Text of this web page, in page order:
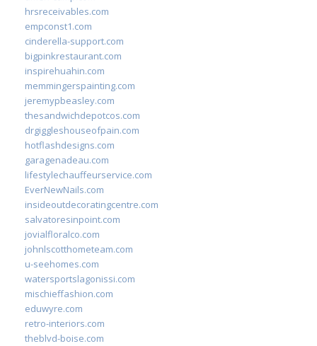
hrsreceivables.com
empconst1.com
cinderella-support.com
bigpinkrestaurant.com
inspirehuahin.com
memmingerspainting.com
jeremypbeasley.com
thesandwichdepotcos.com
drgiggleshouseofpain.com
hotflashdesigns.com
garagenadeau.com
lifestylechauffeurservice.com
EverNewNails.com
insideoutdecoratingcentre.com
salvatoresinpoint.com
jovialfloralco.com
johnlscotthometeam.com
u-seehomes.com
watersportslagonissi.com
mischieffashion.com
eduwyre.com
retro-interiors.com
theblvd-boise.com